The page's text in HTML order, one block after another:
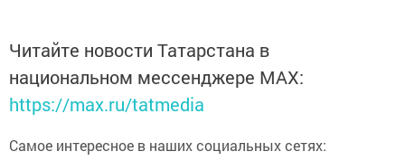
Читайте новости Татарстана в
национальном мессенджере MАХ:
https://max.ru/tatmedia
Самое интересное в наших социальных сетях: